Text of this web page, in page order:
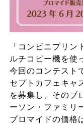
「コンビニプリ
ルチコピー機を使
今回のコンテスト
セプトカフェキャ
を募集し、そのブ
ーソン・ファミリ
ブロマイドの価格